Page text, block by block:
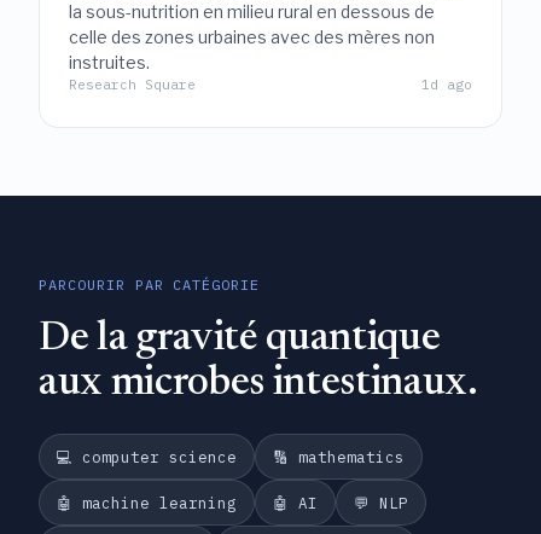
la sous-nutrition en milieu rural en dessous de
celle des zones urbaines avec des mères non
instruites.
Research Square 1d ago
PARCOURIR PAR CATÉGORIE
De la gravité quantique
aux microbes intestinaux.
💻 computer science 🔢 mathematics
🤖 machine learning 🤖 AI 💬 NLP